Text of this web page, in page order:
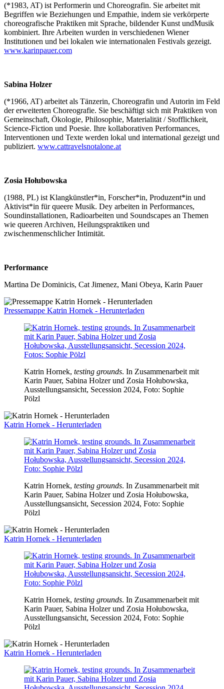
(*1983, AT) ist Performerin und Choreografin. Sie arbeitet mit
Begriffen wie Beziehungen und Empathie, indem sie verkörperte
choreografische Praktiken mit Sprache, bildender Kunst undMusik
kombiniert. Ihre Arbeiten wurden in verschiedenen Wiener
Institutionen und bei lokalen wie internationalen Festivals gezeigt.
www.karinpauer.com
Sabina Holzer
(*1966, AT) arbeitet als Tänzerin, Choreografin und Autorin im Feld
der erweiterten Choreografie. Sie beschäftigt sich mit Praktiken von
Gemeinschaft, Ökologie, Philosophie, Materialität / Stofflichkeit,
Science-Fiction und Poesie. Ihre kollaborativen Performances,
Interventionen und Texte werden lokal und international gezeigt und
publiziert. www.cattravelsnotalone.at
Zosia Hołubowska
(1988, PL) ist Klangkünstler*in, Forscher*in, Produzent*in und
Aktivist*in für queere Musik. Dey arbeiten in Performances,
Soundinstallationen, Radioarbeiten und Soundscapes an Themen
wie queeren Archiven, Heilungspraktiken und
zwischenmenschlicher Intimität.
Performance
Martina De Dominicis, Cat Jimenez, Mani Obeya, Karin Pauer
Pressemappe Katrin Hornek - Herunterladen
Katrin Hornek, testing grounds. In Zusammenarbeit mit
Karin Pauer, Sabina Holzer und Zosia Hołubowska,
Ausstellungsansicht, Secession 2024, Foto: Sophie
Pölzl
Katrin Hornek - Herunterladen
Katrin Hornek, testing grounds. In Zusammenarbeit mit
Karin Pauer, Sabina Holzer und Zosia Hołubowska,
Ausstellungsansicht, Secession 2024, Foto: Sophie
Pölzl
Katrin Hornek - Herunterladen
Katrin Hornek, testing grounds. In Zusammenarbeit mit
Karin Pauer, Sabina Holzer und Zosia Hołubowska,
Ausstellungsansicht, Secession 2024, Foto: Sophie
Pölzl
Katrin Hornek - Herunterladen